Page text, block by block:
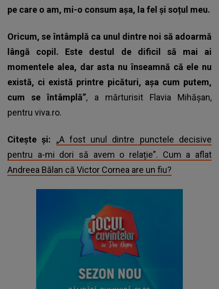
pe care o am, mi-o consum așa, la fel și soțul meu.
Oricum, se întâmplă ca unul dintre noi să adoarmă
lângă copil. Este destul de dificil să mai ai
momentele alea, dar asta nu înseamnă că ele nu
există, ci există printre picături, așa cum putem,
cum se întâmplă”, a mărturisit Flavia Mihășan,
pentru viva.ro.
Citește și: „A fost unul dintre punctele decisive
pentru a-mi dori să avem o relație”. Cum a aflat
Andreea Bălan că Victor Cornea are un fiu?